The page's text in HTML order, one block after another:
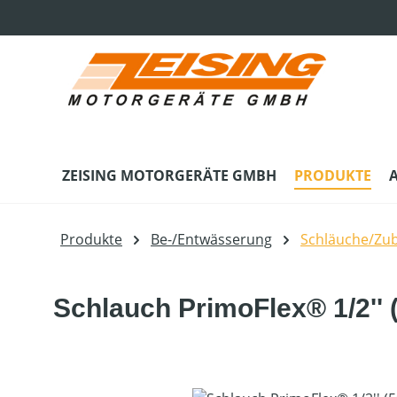
ZEISING MOTORGERÄTE GMBH PRODUKTE
Produkte Be-/Entwässerung Schläuche/
Schlauch PrimoFlex® 1/2''